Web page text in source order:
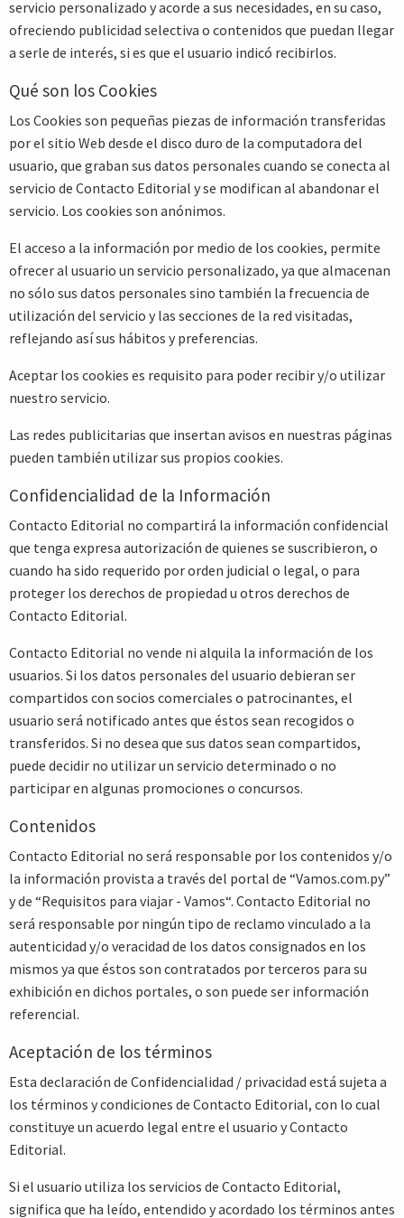
servicio personalizado y acorde a sus necesidades, en su caso,
ofreciendo publicidad selectiva o contenidos que puedan llegar
a serle de interés, si es que el usuario indicó recibirlos.
Qué son los Cookies
Los Cookies son pequeñas piezas de información transferidas
por el sitio Web desde el disco duro de la computadora del
usuario, que graban sus datos personales cuando se conecta al
servicio de Contacto Editorial y se modifican al abandonar el
servicio. Los cookies son anónimos.
El acceso a la información por medio de los cookies, permite
ofrecer al usuario un servicio personalizado, ya que almacenan
no sólo sus datos personales sino también la frecuencia de
utilización del servicio y las secciones de la red visitadas,
reflejando así sus hábitos y preferencias.
Aceptar los cookies es requisito para poder recibir y/o utilizar
nuestro servicio.
Las redes publicitarias que insertan avisos en nuestras páginas
pueden también utilizar sus propios cookies.
Confidencialidad de la Información
Contacto Editorial no compartirá la información confidencial
que tenga expresa autorización de quienes se suscribieron, o
cuando ha sido requerido por orden judicial o legal, o para
proteger los derechos de propiedad u otros derechos de
Contacto Editorial.
Contacto Editorial no vende ni alquila la información de los
usuarios. Si los datos personales del usuario debieran ser
compartidos con socios comerciales o patrocinantes, el
usuario será notificado antes que éstos sean recogidos o
transferidos. Si no desea que sus datos sean compartidos,
puede decidir no utilizar un servicio determinado o no
participar en algunas promociones o concursos.
Contenidos
Contacto Editorial no será responsable por los contenidos y/o
la información provista a través del portal de “Vamos.com.py”
y de “Requisitos para viajar - Vamos“. Contacto Editorial no
será responsable por ningún tipo de reclamo vinculado a la
autenticidad y/o veracidad de los datos consignados en los
mismos ya que éstos son contratados por terceros para su
exhibición en dichos portales, o son puede ser información
referencial.
Aceptación de los términos
Esta declaración de Confidencialidad / privacidad está sujeta a
los términos y condiciones de Contacto Editorial, con lo cual
constituye un acuerdo legal entre el usuario y Contacto
Editorial.
Si el usuario utiliza los servicios de Contacto Editorial,
significa que ha leído, entendido y acordado los términos antes